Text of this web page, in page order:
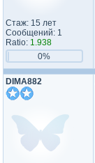
Стаж: 15 лет
Сообщений: 1
Ratio: 1.938
0%
DIMA882